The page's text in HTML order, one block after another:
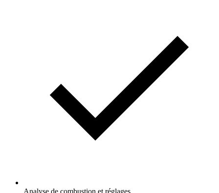
Analyse de combustion et réglages